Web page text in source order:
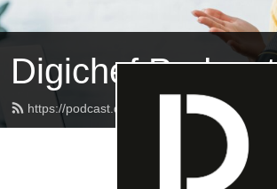
Digichef Podcast
https://podcast.digichef.cz/feed.xml